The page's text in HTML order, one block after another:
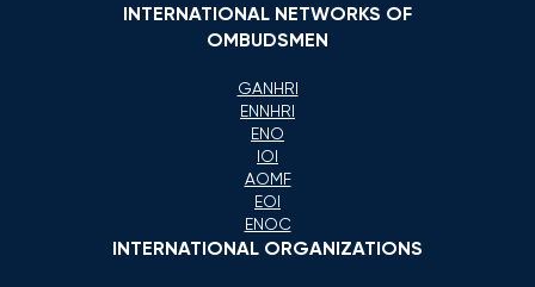
INTERNATIONAL NETWORKS OF
OMBUDSMEN
GANHRI
ENNHRI
ENO
IOI
AOMF
EOI
ENOC
INTERNATIONAL ORGANIZATIONS